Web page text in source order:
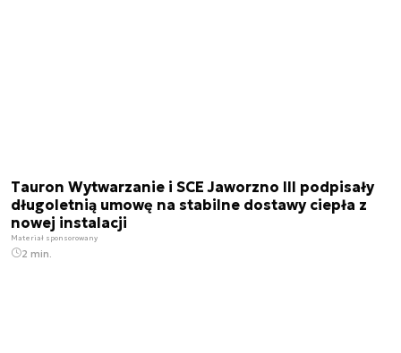
Tauron Wytwarzanie i SCE Jaworzno III podpisały
długoletnią umowę na stabilne dostawy ciepła z
nowej instalacji
Materiał sponsorowany
2 min.